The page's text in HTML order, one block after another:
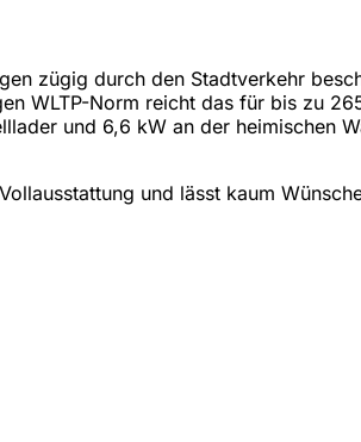
zügig durch den Stadtverkehr
WLTP-Norm reicht das für bis zu
und 6,6 kW an der heimischen
und lässt kaum